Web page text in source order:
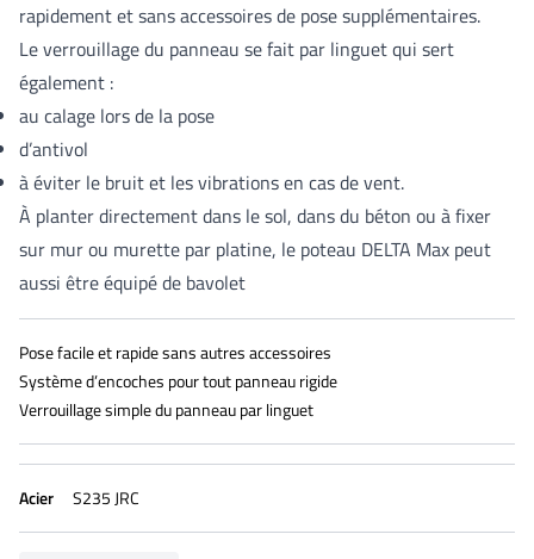
rapidement et sans accessoires de pose supplémentaires.
Le verrouillage du panneau se fait par linguet qui sert
également :
au calage lors de la pose
d’antivol
à éviter le bruit et les vibrations en cas de vent.
À planter directement dans le sol, dans du béton ou à fixer
sur mur ou murette par platine, le poteau DELTA Max peut
aussi être équipé de bavolet
Pose facile et rapide sans autres accessoires
Système d’encoches pour tout panneau rigide
Verrouillage simple du panneau par linguet
Acier S235 JRC